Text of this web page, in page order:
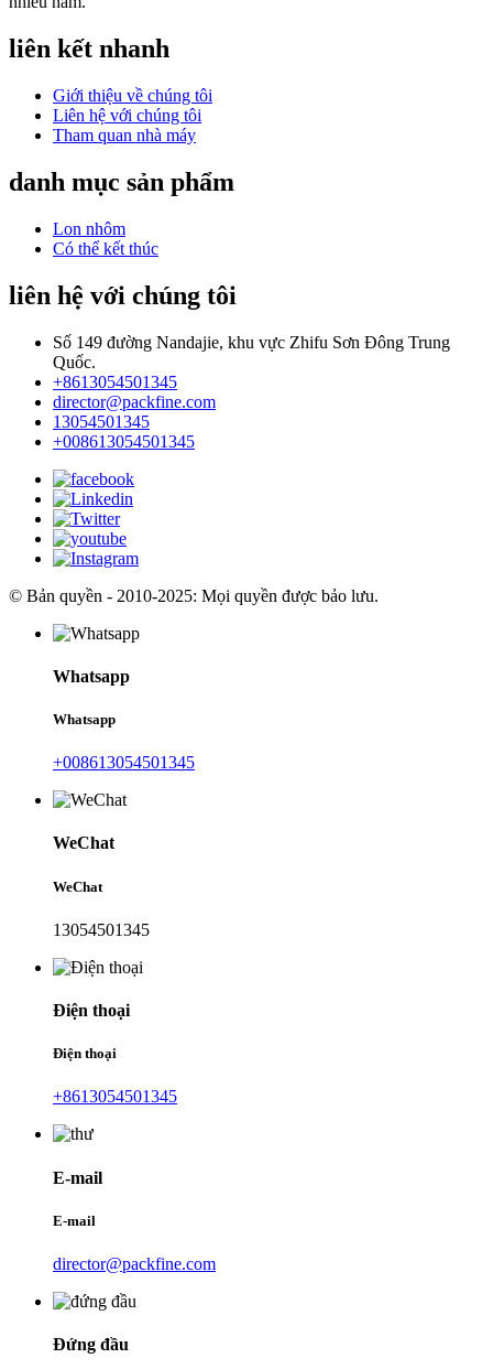
liên kết nhanh
Giới thiệu về chúng tôi
Liên hệ với chúng tôi
Tham quan nhà máy
danh mục sản phẩm
Lon nhôm
Có thể kết thúc
liên hệ với chúng tôi
Số 149 đường Nandajie, khu vực Zhifu Sơn Đông Trung
Quốc.
+8613054501345
director@packfine.com
13054501345
+008613054501345
© Bản quyền - 2010-2025: Mọi quyền được bảo lưu.
Whatsapp
Whatsapp
+008613054501345
WeChat
WeChat
13054501345
Điện thoại
Điện thoại
+8613054501345
E-mail
E-mail
director@packfine.com
Đứng đầu